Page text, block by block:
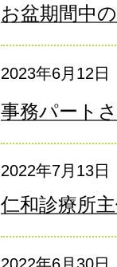
お盆期間中
2023年6月12日
事務パート
2022年7月13日
仁和診療所